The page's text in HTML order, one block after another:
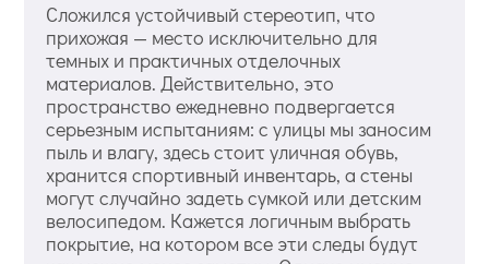
Сложился устойчивый стереотип, что
прихожая — место исключительно для
темных и практичных отделочных
материалов. Действительно, это
пространство ежедневно подвергается
серьезным испытаниям: с улицы мы заносим
пыль и влагу, здесь стоит уличная обувь,
хранится спортивный инвентарь, а стены
могут случайно задеть сумкой или детским
велосипедом. Кажется логичным выбрать
покрытие, на котором все эти следы будут